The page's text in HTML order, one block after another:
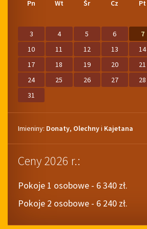
w
na na
Pn Wt Śr Cz Pt
3
4 5 6 7
10
11 12 13 14
17
18 19 20 21
24
25 26 27 28
31
Imieniny
Imieniny: Donaty, Olechnyi Kajetana
Ceny 2026 r.:
Pokoje 1 osobowe - 6 340 zł.
Pokoje 2 osobowe - 6 240 zł.